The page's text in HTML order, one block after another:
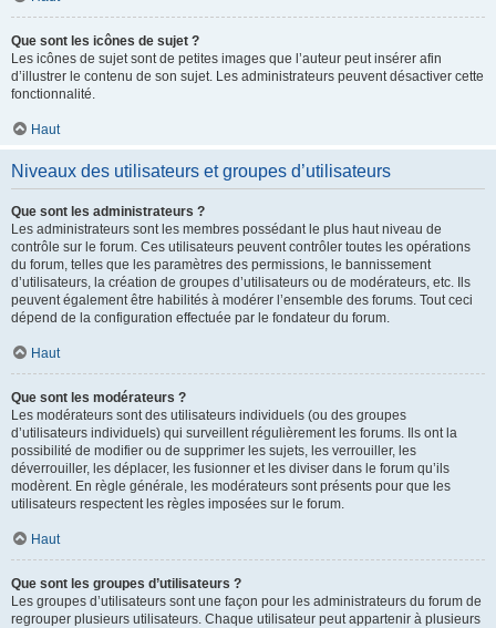
Que sont les icônes de sujet ?
Les icônes de sujet sont de petites images que l’auteur peut insérer afin
d’illustrer le contenu de son sujet. Les administrateurs peuvent désactiver cette
fonctionnalité.
Haut
Niveaux des utilisateurs et groupes d’utilisateurs
Que sont les administrateurs ?
Les administrateurs sont les membres possédant le plus haut niveau de
contrôle sur le forum. Ces utilisateurs peuvent contrôler toutes les opérations
du forum, telles que les paramètres des permissions, le bannissement
d’utilisateurs, la création de groupes d’utilisateurs ou de modérateurs, etc. Ils
peuvent également être habilités à modérer l’ensemble des forums. Tout ceci
dépend de la configuration effectuée par le fondateur du forum.
Haut
Que sont les modérateurs ?
Les modérateurs sont des utilisateurs individuels (ou des groupes
d’utilisateurs individuels) qui surveillent régulièrement les forums. Ils ont la
possibilité de modifier ou de supprimer les sujets, les verrouiller, les
déverrouiller, les déplacer, les fusionner et les diviser dans le forum qu’ils
modèrent. En règle générale, les modérateurs sont présents pour que les
utilisateurs respectent les règles imposées sur le forum.
Haut
Que sont les groupes d’utilisateurs ?
Les groupes d’utilisateurs sont une façon pour les administrateurs du forum de
regrouper plusieurs utilisateurs. Chaque utilisateur peut appartenir à plusieurs